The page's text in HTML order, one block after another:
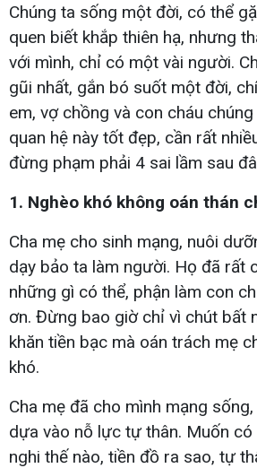
Chúng ta sống một đời, có thể
quen biết khắp thiên hạ, nhưng
với mình, chỉ có một vài người.
gũi nhất, gắn bó suốt một đời,
em, vợ chồng và con cháu
quan hệ này tốt đẹp, cần rất
đừng phạm phải 4 sai lầm sau
1. Nghèo khó không oán thán
Cha mẹ cho sinh mạng, nuôi
dạy bảo ta làm người. Họ đã rất
những gì có thể, phận làm con
ơn. Đừng bao giờ chỉ vì chút bất
khăn tiền bạc mà oán trách mẹ
khó.
Cha mẹ đã cho mình mạng
dựa vào nỗ lực tự thân. Muốn
nghi thế nào, tiền đồ ra sao, tự